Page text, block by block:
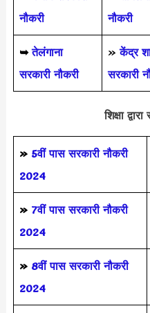
नौकरी
नौकरी
➥तेलंगाना
सरकारी नौकरी
»केंद्र
सरकारी
शिक्षा
» 5वीं पास सरकारी नौकरी
2024
» 7वीं पास सरकारी नौकरी
2024
» 8वीं पास सरकारी नौकरी
2024